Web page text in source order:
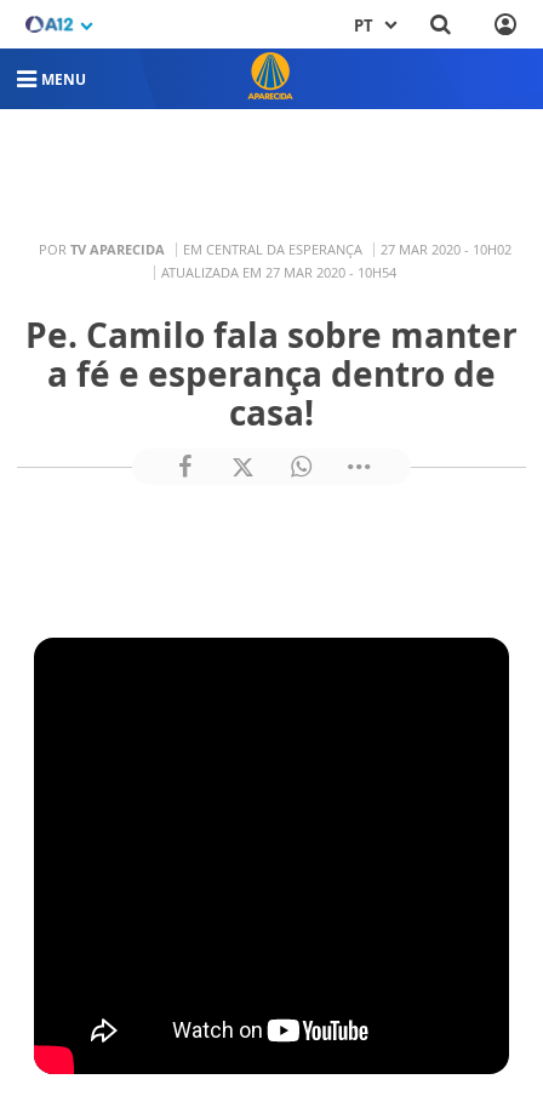
PT
MENU
POR TV APARECIDA EM CENTRAL DA ESPERANÇA
27 MAR 2020 - 10H02
ATUALIZADA EM 27 MAR 2020 - 10H54
Pe. Camilo fala sobre manter
a fé e esperança dentro de
casa!